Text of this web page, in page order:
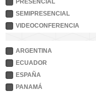
PRESENCIAL
SEMIPRESENCIAL
VIDEOCONFERENCIA
ARGENTINA
ECUADOR
ESPAÑA
PANAMÁ